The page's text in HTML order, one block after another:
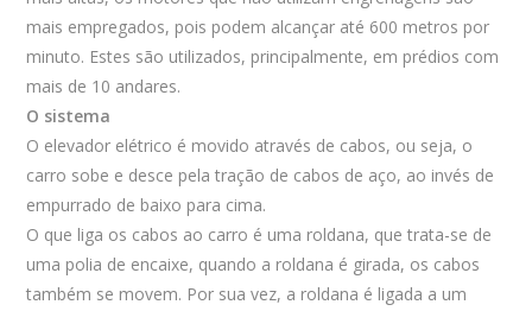
mais empregados, pois podem alcançar até 600 metros por
minuto. Estes são utilizados, principalmente, em prédios com
mais de 10 andares.
O sistema
O elevador elétrico é movido através de cabos, ou seja, o
carro sobe e desce pela tração de cabos de aço, ao invés de
empurrado de baixo para cima.
O que liga os cabos ao carro é uma roldana, que trata-se de
uma polia de encaixe, quando a roldana é girada, os cabos
também se movem. Por sua vez, a roldana é ligada a um